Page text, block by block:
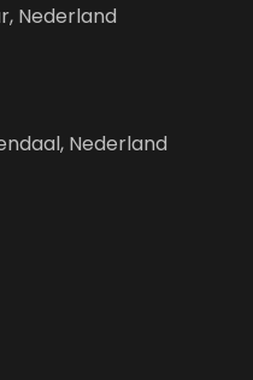
Nederland
Nederland